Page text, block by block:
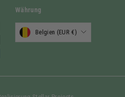
Währung
Belgien (EUR €)